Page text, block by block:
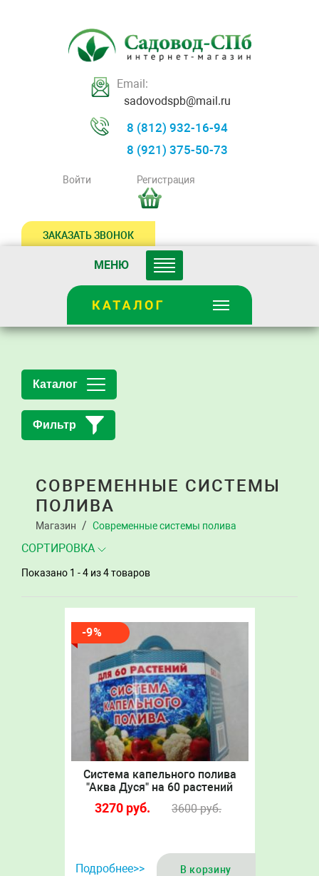
Email:
sadovodspb@mail.ru
8 (812) 932-16-94
8 (921) 375-50-73
Войти Регистрация
ЗАКАЗАТЬ ЗВОНОК
МЕНЮ
Каталог
Фильтр
СОВРЕМЕННЫЕ СИСТЕМЫ
ПОЛИВА
Магазин Современные системы полива
СОРТИРОВКА
Показано 1 - 4 из 4 товаров
-9%
Система капельного полива
"Аква Дуся" на 60 растений
3270 руб. 3600руб.
Подробнее>> В корзину